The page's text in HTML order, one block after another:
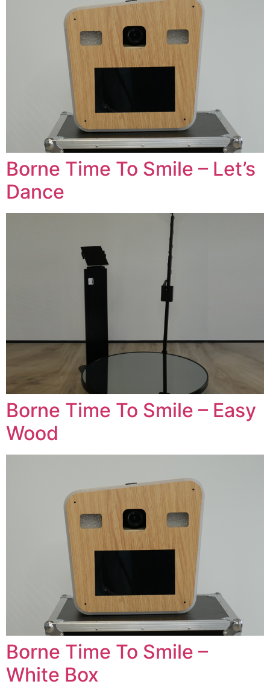
Borne Time To Smile – Let’s
Dance
Borne Time To Smile – Easy
Wood
Borne Time To Smile –
White Box